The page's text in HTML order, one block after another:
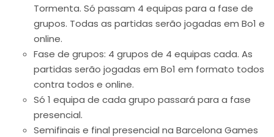
Tormenta. Só passam 4 equipas para a fase de
grupos. Todas as partidas serão jogadas em Bo1 e
online.
Fase de grupos: 4 grupos de 4 equipas cada. As
partidas serão jogadas em Bo1 em formato todos
contra todos e online.
Só 1 equipa de cada grupo passará para a fase
presencial.
Semifinais e final presencial na Barcelona Games